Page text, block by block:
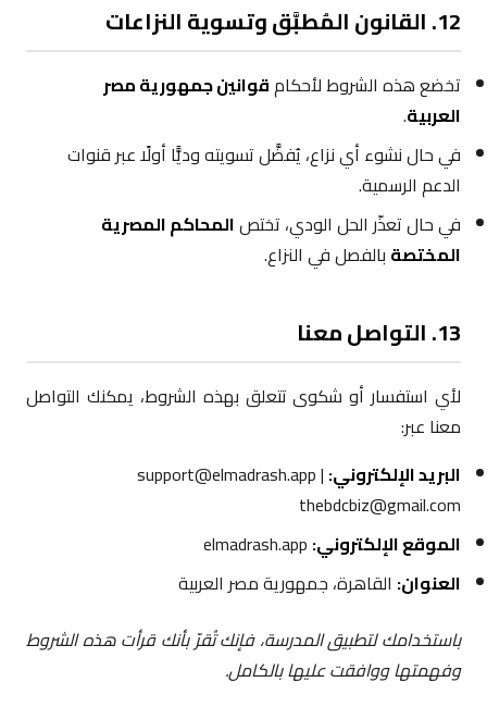
12. القانون المُطبَّق وتسوية النزاعات
تخضع هذه الشروط لأحكامقوانين جمهورية مصر
العربية.
في حال نشوء أي نزاع، يُفضَّل تسويته وديًّا أولًا عبر قنوات
الدعم الرسمية.
في حال تعذّر الحل الودي، تختصالمحاكم المصرية
المختصة بالفصل في النزاع.
13. التواصل معنا
لأي استفسار أو شكوى تتعلق بهذه الشروط، يمكنك التواصل
معنا عبر:
البريد الإلكتروني: support@elmadrash.app |
thebdcbiz@gmail.com
الموقع الإلكتروني:
العنوان: القاهرة، جمهورية مصر العربية
باستخدامك لتطبيق المدرسة، فإنك تُقرّ بأنك قرأت هذه الشروط
وفهمتها ووافقت عليها بالكامل.